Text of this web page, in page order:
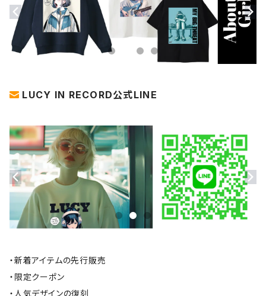
LUCY IN RECORD公式LINE
・新着アイテムの先行販売
・限定クーポン
・人気デザインの復刻